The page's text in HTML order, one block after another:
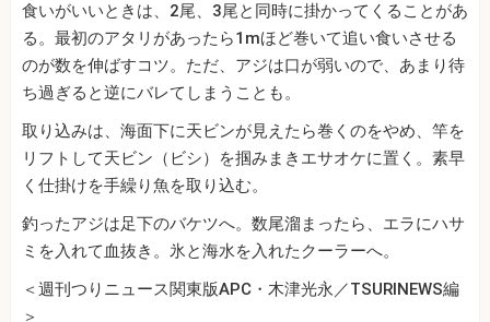
食いがいいときは、2尾、3尾と同時に掛かってくることがあ
る。最初のアタリがあったら1mほど巻いて追い食いさせる
のが数を伸ばすコツ。ただ、アジは口が弱いので、あまり待
ち過ぎると逆にバレてしまうことも。
取り込みは、海面下に天ビンが見えたら巻くのをやめ、竿を
リフトして天ビン（ビシ）を掴みまきエサオケに置く。素早
く仕掛けを手繰り魚を取り込む。
釣ったアジは足下のバケツへ。数尾溜まったら、エラにハサ
ミを入れて血抜き。氷と海水を入れたクーラーへ。
＜週刊つりニュース関東版APC・木津光永／TSURINEWS編
＞